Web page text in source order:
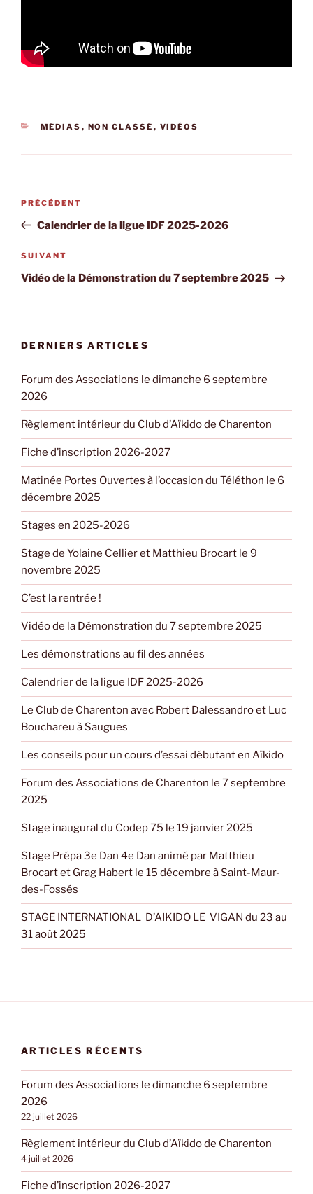
CATÉGORIES
MÉDIAS , NON CLASSÉ , VIDÉOS
Navigation
l’article
Article
précédent
PRÉCÉDENT
Calendrier de la ligue IDF 2025-2026
Article
suivant
SUIVANT
Vidéo de la Démonstration du 7 septembre 2025
DERNIERS ARTICLES
Forum des Associations le dimanche 6 septembre
2026
Règlement intérieur du Club d’Aïkido de Charenton
Fiche d’inscription 2026-2027
Matinée Portes Ouvertes à l’occasion du Téléthon le 6
décembre 2025
Stages en 2025-2026
Stage de Yolaine Cellier et Matthieu Brocart le 9
novembre 2025
C’est la rentrée !
Vidéo de la Démonstration du 7 septembre 2025
Les démonstrations au fil des années
Calendrier de la ligue IDF 2025-2026
Le Club de Charenton avec Robert Dalessandro et Luc
Bouchareu à Saugues
Les conseils pour un cours d’essai débutant en Aïkido
Forum des Associations de Charenton le 7 septembre
2025
Stage inaugural du Codep 75 le 19 janvier 2025
Stage Prépa 3e Dan 4e Dan animé par Matthieu
Brocart et Grag Habert le 15 décembre à Saint-Maur-
des-Fossés
STAGE INTERNATIONAL D’AIKIDO LE VIGAN du 23 au
31 août 2025
ARTICLES RÉCENTS
Forum des Associations le dimanche 6 septembre
2026
22 juillet 2026
Règlement intérieur du Club d’Aïkido de Charenton
4 juillet 2026
Fiche d’inscription 2026-2027